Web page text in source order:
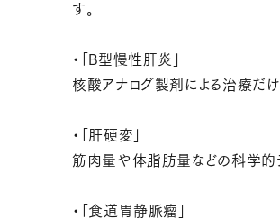
す。
・「B型慢性肝炎」
核酸アナログ製剤による治療だけ
・「肝硬変」
筋肉量や体脂肪量などの科学的
・「食道胃静脈瘤」